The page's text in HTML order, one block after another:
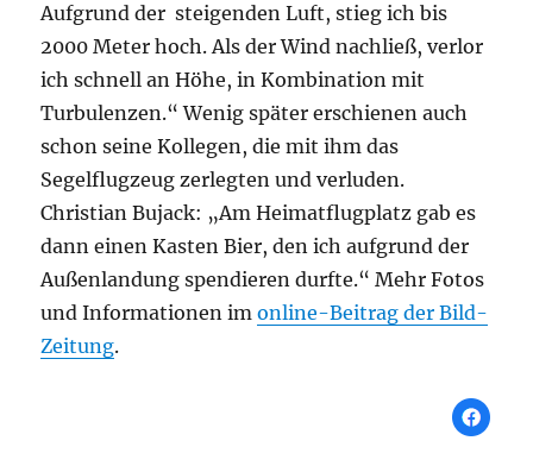
Aufgrund der steigenden Luft, stieg ich bis
2000 Meter hoch. Als der Wind nachließ, verlor
ich schnell an Höhe, in Kombination mit
Turbulenzen.“ Wenig später erschienen auch
schon seine Kollegen, die mit ihm das
Segelflugzeug zerlegten und verluden.
Christian Bujack: „Am Heimatflugplatz gab es
dann einen Kasten Bier, den ich aufgrund der
Außenlandung spendieren durfte.“ Mehr Fotos
und Informationen imonline-Beitrag der Bild-
Zeitung.